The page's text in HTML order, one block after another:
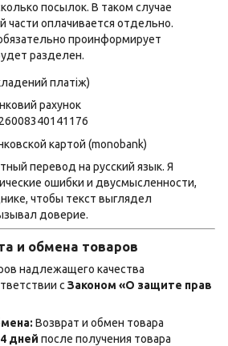
посылок. В таком случае
части оплачивается отдельно.
проинформирует
разделен.
платіж)
рахунок
картой (monobank)
перевод на русский язык. Я
ошибки и двусмысленности,
чтобы текст выглядел
доверие.
и обмена товаров
надлежащего качества
с Законом «О защите прав
Возврат и обмен товара
дней после получения товара